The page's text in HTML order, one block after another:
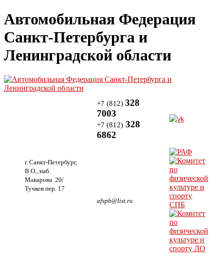
Автомобильная Федерация
Санкт-Петербурга и
Ленинградской области
г. Санкт-Петербург,
В.О., наб.
Макарова 20/
Тучков пер. 17
+7 (812) 328
7003
+7 (812) 328
6862
afspb@list.ru